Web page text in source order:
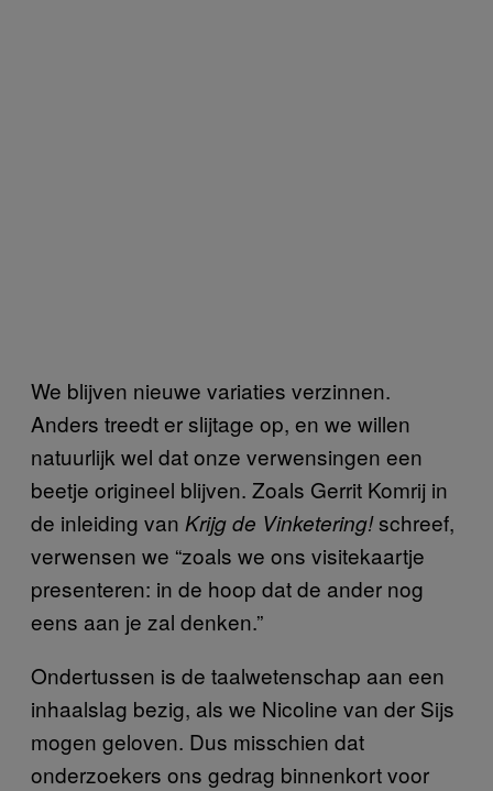
We blijven nieuwe variaties verzinnen.
Anders treedt er slijtage op, en we willen
natuurlijk wel dat onze verwensingen een
beetje origineel blijven. Zoals Gerrit Komrij in
de inleiding van Krijg de Vinketering!schreef,
verwensen we “zoals we ons visitekaartje
presenteren: in de hoop dat de ander nog
eens aan je zal denken.”
Ondertussen is de taalwetenschap aan een
inhaalslag bezig, als we Nicoline van der Sijs
mogen geloven. Dus misschien dat
onderzoekers ons gedrag binnenkort voor